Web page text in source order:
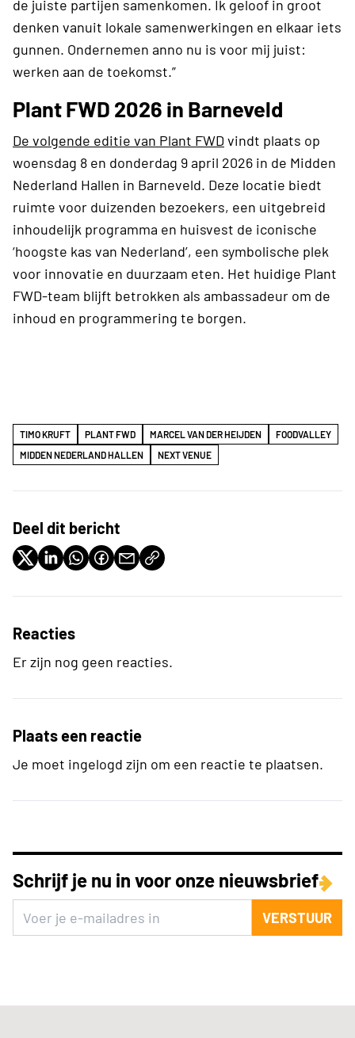
de juiste partijen samenkomen. Ik geloof in groot
denken vanuit lokale samenwerkingen en elkaar iets
gunnen. Ondernemen anno nu is voor mij juist:
werken aan de toekomst.”
Plant FWD 2026 in Barneveld
De volgende editie van Plant FWD vindt plaats op
woensdag 8 en donderdag 9 april 2026 in de Midden
Nederland Hallen in Barneveld. Deze locatie biedt
ruimte voor duizenden bezoekers, een uitgebreid
inhoudelijk programma en huisvest de iconische
‘hoogste kas van Nederland’, een symbolische plek
voor innovatie en duurzaam eten. Het huidige Plant
FWD-team blijft betrokken als ambassadeur om de
inhoud en programmering te borgen.
TIMO KRUFT PLANT FWD MARCEL VAN DER HEIJDEN
FOODVALLEY
MIDDEN NEDERLAND HALLEN
NEXT VENUE
Deel dit bericht
Reacties
Er zijn nog geen reacties.
Plaats een reactie
Je moet ingelogd zijn om een reactie te plaatsen.
Schrijf je nu in voor onze nieuwsbrief
VERSTUUR